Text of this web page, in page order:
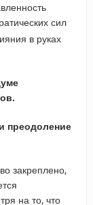
сил
в руках
преодоление
закреплено,
на то, что